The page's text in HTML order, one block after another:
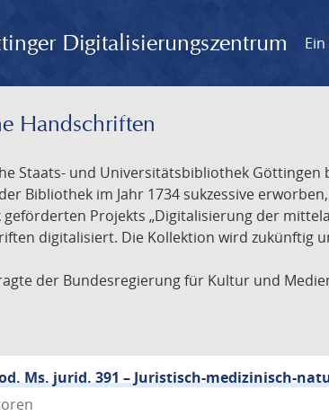
Digitalisierungszentrum
Handschriften
Staats- und Universitätsbibliothek
Bibliothek im Jahr 1734 sukzessive
Projekts „Digitalisierung der
digitalisiert. Die Kollektion wird
der Bundesregierung für Kultur und
Ms. jurid. 391 – Juristisch-medizinisch-